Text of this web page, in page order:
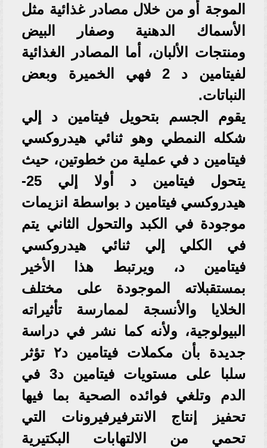
الموجة أو من خلال مصادر غذائية مثل
الأسماك الدهنية وصفار البيض
ومنتجات الألبان، أما المصادر الغذائية
لفيتامين د 2 فهي الخميرة وبعض
النباتات.
يقوم الجسم بتحويل فيتامين د إلي
شكله النمطي وهو ثنائي هيدروكسي
فيتامين د في عملية من خطوتين، حيث
يتحول فيتامين د أولا إلي 25-
هيدروكسي فيتامين د بواسطة انزيمات
موجودة في الكبد والتحول الثاني يتم
في الكلي إلي ثنائي هيدروكسي
فيتامين د، ويرتبط هذا الأخير
بمستقبلاته الموجودة على مختلف
الخلايا والأنسجة لممارسة تأثيراته
البيولوجية، ولأنه كما نشر في دراسة
جديدة بأن مكملات فيتامين د٢ تؤثر
سلبا على مستويات فيتامين د3 في
الدم وتلغي فوائده الصحية بما فيها
تحفيز إنتاج الانترفيرفيرونات التي
تحمي من الالتهابات البكتيرية